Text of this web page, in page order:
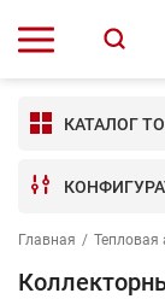
КАТАЛОГ
Главная / Тепловая